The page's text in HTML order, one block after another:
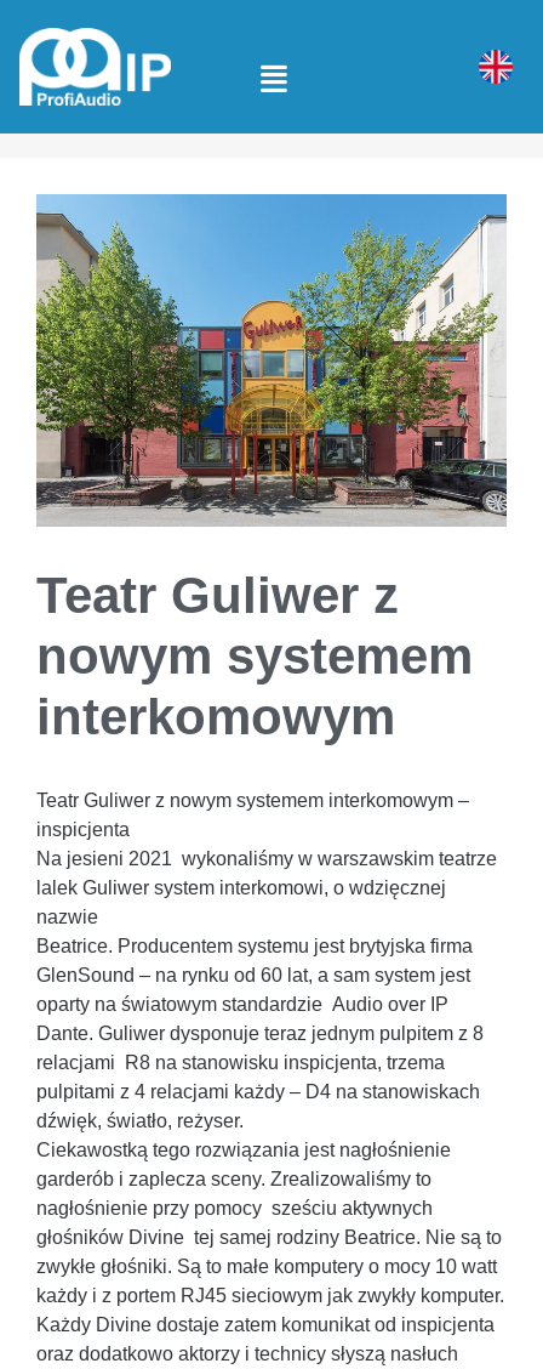
Teatr Guliwer z
nowym systemem
interkomowym
Teatr Guliwer z nowym systemem interkomowym –
inspicjenta
Na jesieni 2021 wykonaliśmy w warszawskim teatrze
lalek Guliwer system interkomowi, o wdzięcznej
nazwie
Beatrice. Producentem systemu jest brytyjska firma
GlenSound – na rynku od 60 lat, a sam system jest
oparty na światowym standardzie Audio over IP
Dante. Guliwer dysponuje teraz jednym pulpitem z 8
relacjami R8 na stanowisku inspicjenta, trzema
pulpitami z 4 relacjami każdy – D4 na stanowiskach
dźwięk, światło, reżyser.
Ciekawostką tego rozwiązania jest nagłośnienie
garderób i zaplecza sceny. Zrealizowaliśmy to
nagłośnienie przy pomocy sześciu aktywnych
głośników Divine tej samej rodziny Beatrice. Nie są to
zwykłe głośniki. Są to małe komputery o mocy 10 watt
każdy i z portem RJ45 sieciowym jak zwykły komputer.
Każdy Divine dostaje zatem komunikat od inspicjenta
oraz dodatkowo aktorzy i technicy słyszą nasłuch